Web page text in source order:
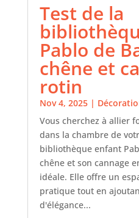
Test de la
Pablo de
chêne et
rotin
Nov 4, 2025|
Vous cherchez à allier
dans la chambre de
bibliothèque enfant
chêne et son cannage
idéale. Elle offre un
pratique tout en
d'élégance...